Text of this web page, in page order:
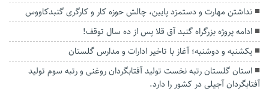
نداشتن مهارت و دستمزد پایین، چالش حوزه کار و کارگری گنبدکاووس
ادامه پروژه بزرگراه گنبد آق قلا پس از ده سال توقف!
یکشنبه و دوشنبه؛ آغاز با تاخیر ادارات و مدارس گلستان
استان گلستان رتبه نخست تولید آفتابگردان روغنی و رتبه سوم تولید
آفتابگردان آجیلی در کشور را دارد.